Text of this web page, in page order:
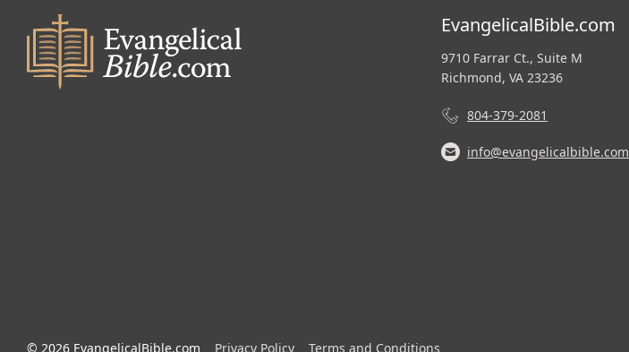
EvangelicalBible.com
9710 Farrar Ct., Suite M
Richmond, VA 23236
804-379-2081
info@evangelicalbible.com
© 2026 EvangelicalBible.com Privacy Policy Terms and Conditions